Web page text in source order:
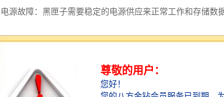
电源故障：黑匣子需要稳定的电源供应来正常工作和存储
被正确存储。
操作错误或人为因素：错误的操作或人为因素也可能导致
黑匣子无法存储数据，建议进行以下步骤：